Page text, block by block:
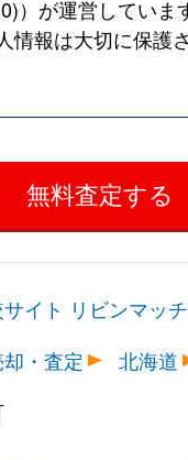
）が運営していま
情報は大切に保護
イト リビンマッチ
・査定
北海道